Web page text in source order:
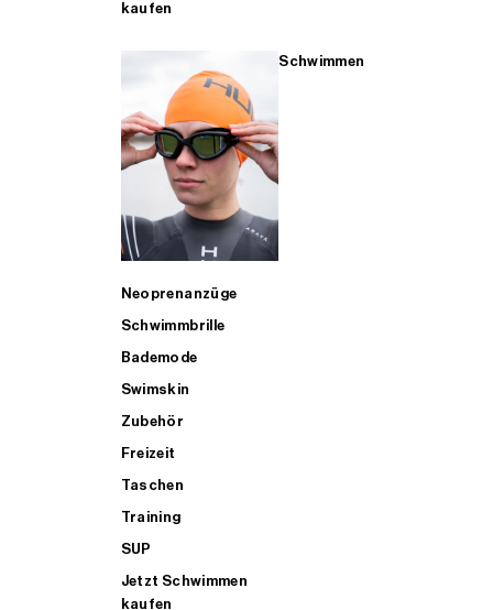
kaufen
Schwimmen
Neoprenanzüge
Schwimmbrille
Bademode
Swimskin
Zubehör
Freizeit
Taschen
Training
SUP
Jetzt Schwimmen
kaufen